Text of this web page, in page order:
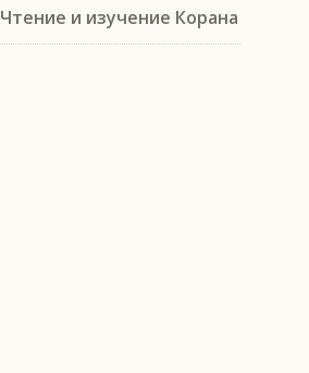
Чтение и изучение Корана